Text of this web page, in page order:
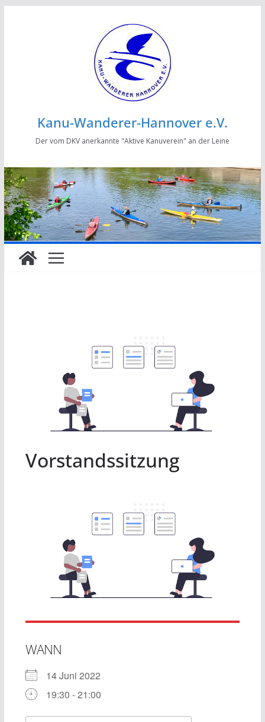
Kanu-Wanderer-Hannover e.V.
Der vom DKV anerkannte "Aktive Kanuverein" an der Leine
Vorstandssitzung
WANN
14 Juni 2022
19:30 - 21:00